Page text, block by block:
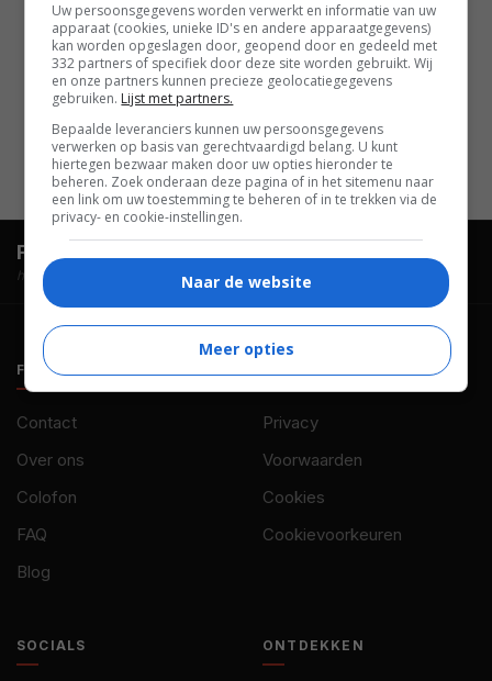
Good ,Brian Stokes Mitchell,
Mike Epps,Tasha Smith,Pooch
Hall,Lil' Romeo,DeRay Davis
Paula Patton
Jakes.
FilmTotaal.
hosted by
FILMTOTAAL
Contact
Over ons
Colofon
FAQ
Blog
Privacy
Voorwaarden
Cookies
Cookievoorkeuren
SOCIALS ONTDEKKEN
Uw persoonsgegevens worden verwerkt en informatie van uw
apparaat (cookies, unieke ID's en andere apparaatgegevens)
kan worden opgeslagen door, geopend door en gedeeld met
332 partners of specifiek door deze site worden gebruikt. Wij
en onze partners kunnen precieze geolocatiegegevens
gebruiken. Lijst met partners.
Bepaalde leveranciers kunnen uw persoonsgegevens
verwerken op basis van gerechtvaardigd belang. U kunt
hiertegen bezwaar maken door uw opties hieronder te
beheren. Zoek onderaan deze pagina of in het sitemenu naar
een link om uw toestemming te beheren of in te trekken via de
privacy- en cookie-instellingen.
Naar de website
Meer opties